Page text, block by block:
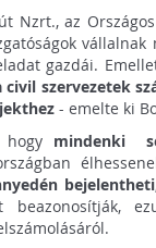
Nzrt., az
gazdái.
szervezetek
- emelte ki
mindenki